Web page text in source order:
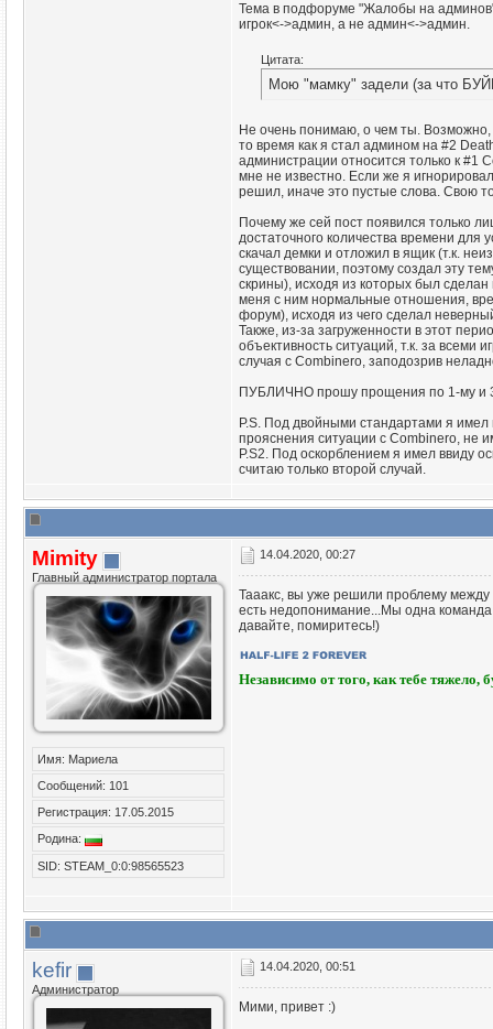
Тема в подфоруме "Жалобы на
игрок<->админ, а не админ<->админ.
Цитата:
Мою "мамку" задели (за что
Не очень понимаю, о чем ты.
то время как я стал админом на #2
администрации относится только к
мне не известно. Если же я
решил, иначе это пустые слова. Свою
Почему же сей пост появился только
достаточного количества времени для
скачал демки и отложил в ящик (т.к.
существовании, поэтому создал эту
скрины), исходя из которых был
меня с ним нормальные отношения,
форум), исходя из чего сделал
Также, из-за загруженности в этот
объективность ситуаций, т.к. за всеми
случая с Combinero, заподозрив
ПУБЛИЧНО прошу прощения по 1-му и
P.S. Под двойными стандартами я
прояснения ситуации с Combinero, не
P.S2. Под оскорблением я имел ввиду
считаю только второй случай.
Mimity
Главный администратор портала
Имя: Мариела
Сообщений: 101
Регистрация: 17.05.2015
Родина:
SID: STEAM_0:0:98565523
14.04.2020, 00:27
Тааакс, вы уже решили проблему между
есть недопонимание...Мы одна команда
давайте, помиритесь!)
Независимо от того, как тебе тяжело,
kefir
Администратор
14.04.2020, 00:51
Мими, привет :)